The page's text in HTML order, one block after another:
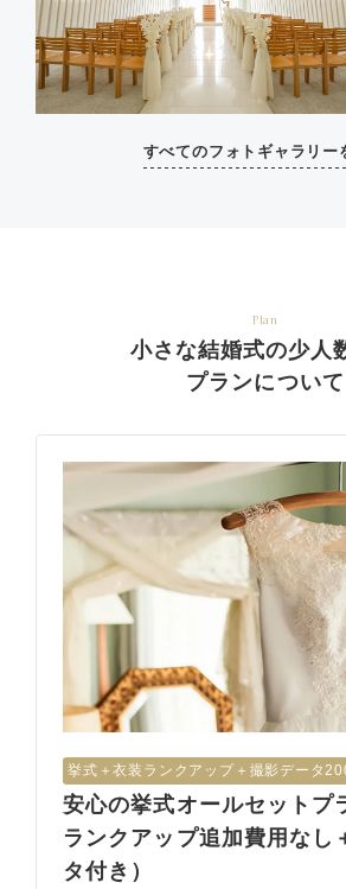
すべてのフォトギャラリー
Plan
小さな結婚式の少人
プランについて
挙式︎＋衣装ランクアップ＋撮影データ
安心の挙式オールセットプ
ランクアップ追加費用なし
タ付き）